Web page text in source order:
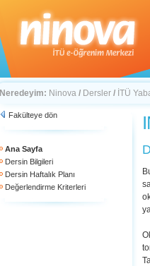
Neredeyim: Ninova / Dersler / İTÜ
Fakülteye dön
Ana Sayfa
Dersin Bilgileri
Dersin Haftalık Planı
Değerlendirme Kriterleri